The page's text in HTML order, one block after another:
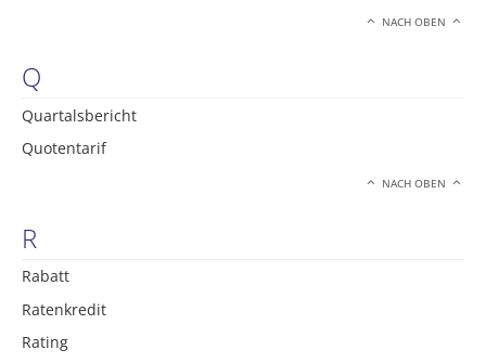
NACH OBEN
Q
Quartalsbericht
Quotentarif
NACH OBEN
R
Rabatt
Ratenkredit
Rating